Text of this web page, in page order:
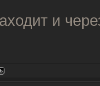
и